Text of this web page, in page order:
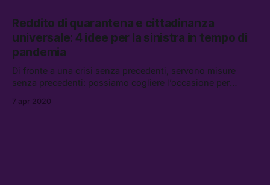
Reddito di quarantena e cittadinanza
universale: 4 idee per la sinistra in tempo di
pandemia
Di fronte a una crisi senza precedenti, servono misure
senza precedenti: possiamo cogliere l’occasione per
7 apr 2020